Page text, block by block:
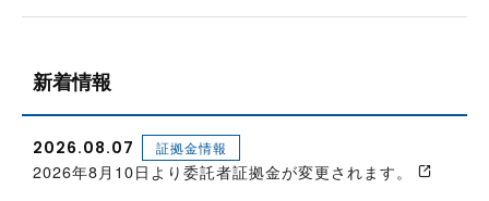
新着情報
2026.08.07 証拠金情報
2026年8月10日より委託者証拠金が変更されます。